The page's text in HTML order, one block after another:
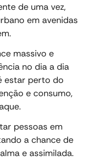
de uma vez,
em avenidas
massivo e
no dia a dia
estar perto do
e consumo,
pessoas em
a chance de
e assimilada.